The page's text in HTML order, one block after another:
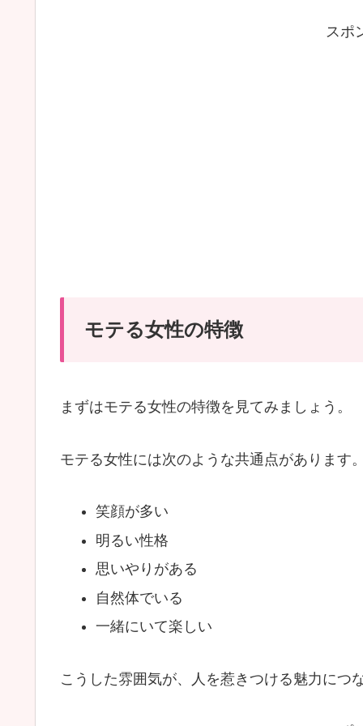
スポ
モテる女性の特徴
まずはモテる女性の特徴を見てみましょう。
モテる女性には次のような共通点があります。
笑顔が多い
明るい性格
思いやりがある
自然体でいる
一緒にいて楽しい
こうした雰囲気が、人を惹きつける魅力につ